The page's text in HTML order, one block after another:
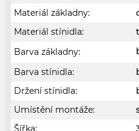
Materiál základny:
Materiál stínidla:
Barva základny:
Barva stínidla:
Držení stínidla:
Umístění montáže:
Šířka: